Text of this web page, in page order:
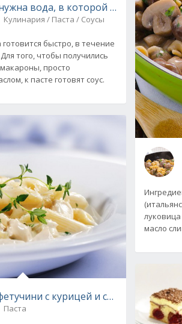
вода, в которой варилась
Кулинария / Паста / Соусы
быстро, в течение
того, чтобы получились
просто
к пасте готовят соус.
с курицей и сливочным
Паста
масло